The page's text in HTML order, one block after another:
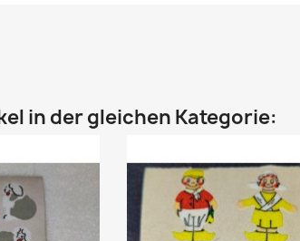
in der gleichen Kategorie: